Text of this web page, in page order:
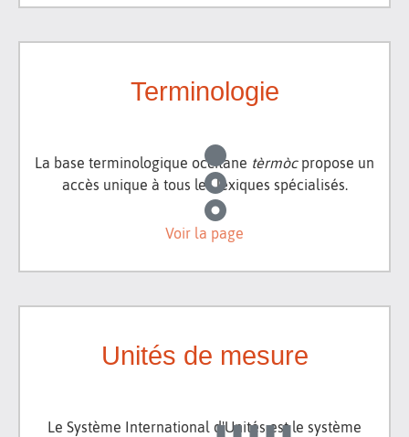
Terminologie
La base terminologique occitane tèrmòc propose un
accès unique à tous les lexiques spécialisés.
Voir la page
Unités de mesure
Le Système International d'Unités est le système